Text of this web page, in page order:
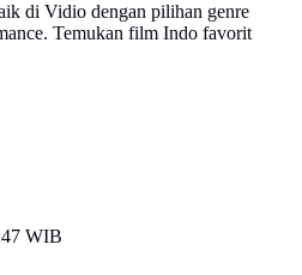
di Vidio dengan pilihan genre
Temukan film Indo favorit
WIB